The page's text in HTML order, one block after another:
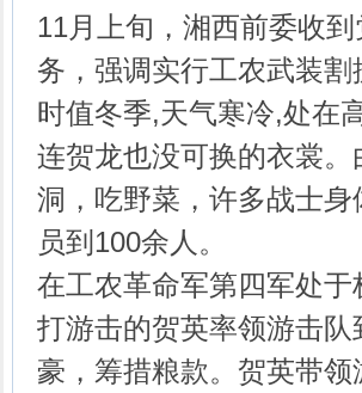
11月上旬，湘西前委收
务，强调实行工农武装
时值冬季,天气寒冷,处在
连贺龙也没可换的衣裳
洞，吃野菜，许多战士
员到100余人。
在工农革命军第四军处
打游击的贺英率领游击
豪，筹措粮款。贺英带